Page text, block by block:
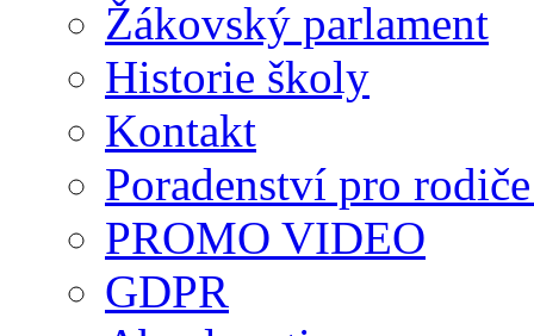
Žákovský parlament
Historie školy
Kontakt
Poradenství pro
PROMO VIDEO
GDPR